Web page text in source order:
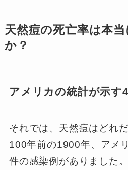
天然痘の死亡率は本
か？
アメリカの統計が示す
それでは、天然痘はどれ
100年前の1900年、アメ
件の感染例がありました